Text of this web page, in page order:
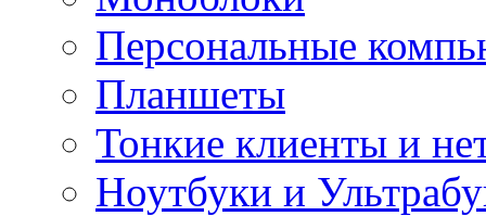
Персональные
Планшеты
Тонкие клиенты и
Ноутбуки и